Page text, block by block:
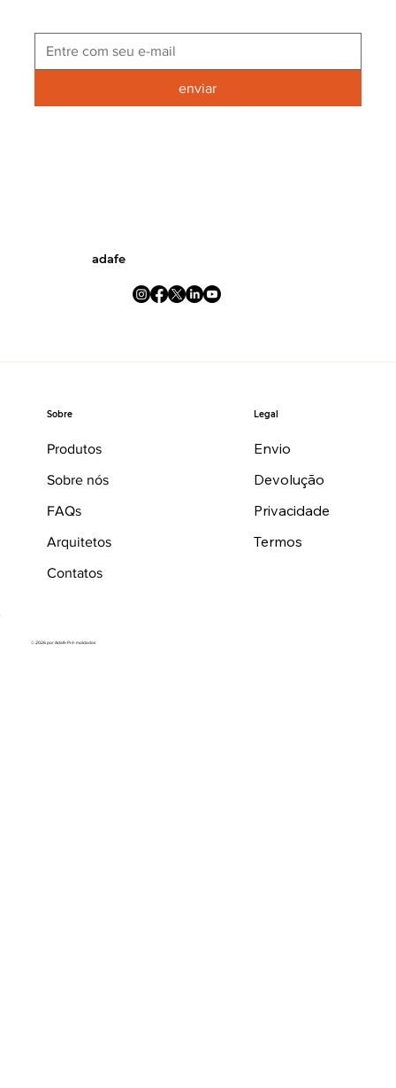
enviar
adafe
Sobre
Produtos
Sobre nós
FAQs
Arquitetos
Contatos
Legal
Envio
Devolução
Privacidade
Termos
© 2026 por Adafe Pré-moldados